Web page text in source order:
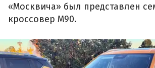
«Москвича» был представлен
кроссовер М90.